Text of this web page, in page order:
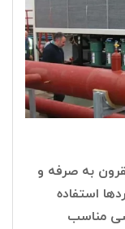
به صرفه و
استفاده
مناسب